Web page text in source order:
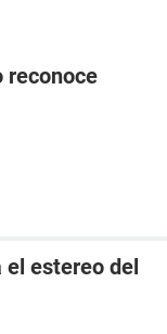
reconoce
el estereo del